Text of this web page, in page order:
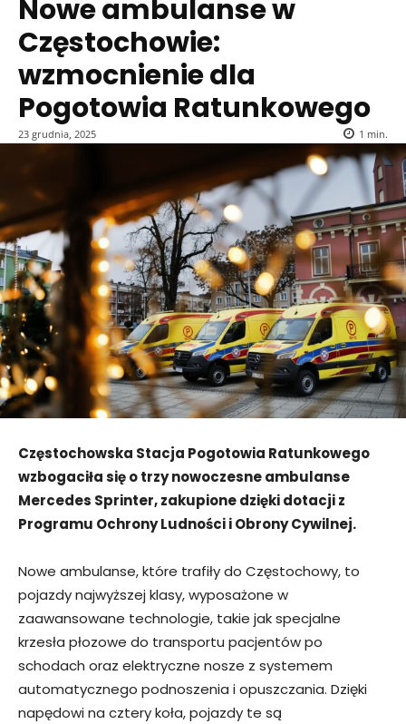
Nowe ambulanse w
Częstochowie:
wzmocnienie dla
Pogotowia Ratunkowego
23 grudnia, 2025 1 min.
Częstochowska Stacja Pogotowia Ratunkowego
wzbogaciła się o trzy nowoczesne ambulanse
Mercedes Sprinter, zakupione dzięki dotacji z
Programu Ochrony Ludności i Obrony Cywilnej.
Nowe ambulanse, które trafiły do Częstochowy, to
pojazdy najwyższej klasy, wyposażone w
zaawansowane technologie, takie jak specjalne
krzesła płozowe do transportu pacjentów po
schodach oraz elektryczne nosze z systemem
automatycznego podnoszenia i opuszczania. Dzięki
napędowi na cztery koła, pojazdy te są